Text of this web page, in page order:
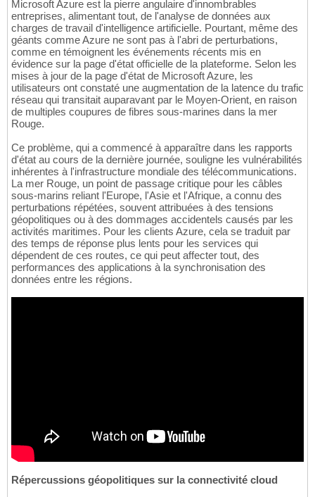
Microsoft Azure est la pierre angulaire d'innombrables
entreprises, alimentant tout, de l'analyse de données aux
charges de travail d'intelligence artificielle. Pourtant, même des
géants comme Azure ne sont pas à l'abri de perturbations,
comme en témoignent les événements récents mis en
évidence sur la page d'état officielle de la plateforme. Selon les
mises à jour de la page d'état de Microsoft Azure, les
utilisateurs ont constaté une augmentation de la latence du trafic
réseau qui transitait auparavant par le Moyen-Orient, en raison
de multiples coupures de fibres sous-marines dans la mer
Rouge.
Ce problème, qui a commencé à apparaître dans les rapports
d'état au cours de la dernière journée, souligne les vulnérabilités
inhérentes à l'infrastructure mondiale des télécommunications.
La mer Rouge, un point de passage critique pour les câbles
sous-marins reliant l'Europe, l'Asie et l'Afrique, a connu des
perturbations répétées, souvent attribuées à des tensions
géopolitiques ou à des dommages accidentels causés par les
activités maritimes. Pour les clients Azure, cela se traduit par
des temps de réponse plus lents pour les services qui
dépendent de ces routes, ce qui peut affecter tout, des
performances des applications à la synchronisation des
données entre les régions.
Répercussions géopolitiques sur la connectivité cloud